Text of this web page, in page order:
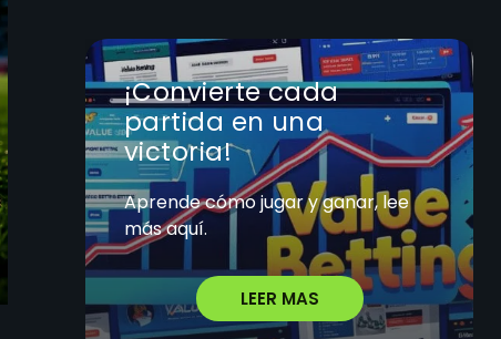
¡Convierte cada
partida en una
victoria!
Aprende cómo jugar y ganar, lee
más aquí.
LEER MAS